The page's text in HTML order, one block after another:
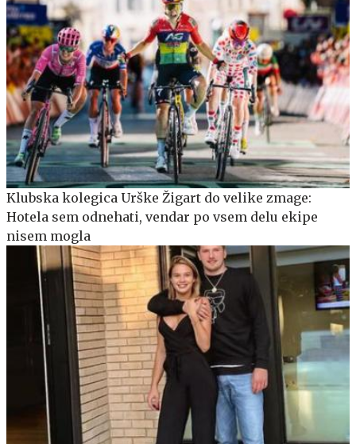
Klubska kolegica Urške Žigart do velike zmage:
Hotela sem odnehati, vendar po vsem delu ekipe
nisem mogla